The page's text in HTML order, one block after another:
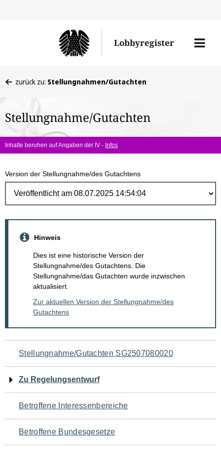
Lobbyregister
Menü
befinden
hier:
zurück zu: Stellungnahmen/Gutachten
Stellungnahme/Gutachten
Inhalte beruhen auf Angaben der IV - Infos
Version der Stellungnahme/des Gutachtens
Hinweis
Dies ist eine historische Version der
Stellungnahme/des Gutachtens. Die
Stellungnahme/das Gutachten wurde inzwischen
aktualisiert.
Zur aktuellen Version der Stellungnahme/des
Gutachtens
Navigation
für
den
Seiteninhalt
Stellungnahme/Gutachten SG2507080020
Zu Regelungsentwurf
Betroffene Interessenbereiche
Betroffene Bundesgesetze